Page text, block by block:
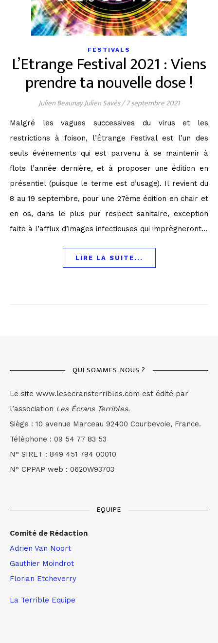
FESTIVALS
L’Etrange Festival 2021 : Viens
prendre ta nouvelle dose !
Julien Beaunay Julien Savès/ 7 septembre 2021
Malgré les vagues successives du virus et les
restrictions à foison, l’Étrange Festival est l’un des
seuls événements qui est parvenu à se maintenir à
flots l’année dernière, et à proposer une édition en
présentiel (puisque le terme est d’usage). Il revient du
8 au 19 septembre, pour une 27ème édition en chair et
en os, dans le plus pur respect sanitaire, exception
faite à l’afflux d’images infectieuses qui imprègneront…
LIRE LA SUITE...
QUI SOMMES-NOUS ?
Le site www.lesecransterribles.com est édité par
l’association Les Écrans Terribles.
Siège : 10 avenue Marceau 92400 Courbevoie, France.
Téléphone : 09 54 77 83 53
N° SIRET : 849 451 794 00010
N° CPPAP web : 0620W93703
EQUIPE
Comité de Rédaction
Adrien Van Noort
Gauthier Moindrot
Florian Etcheverry
La Terrible Equipe